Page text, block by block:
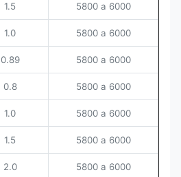
1.5 5800 a 6000
1.0 5800 a 6000
0.89 5800 a 6000
0.8 5800 a 6000
1.0 5800 a 6000
1.5 5800 a 6000
2.0 5800 a 6000